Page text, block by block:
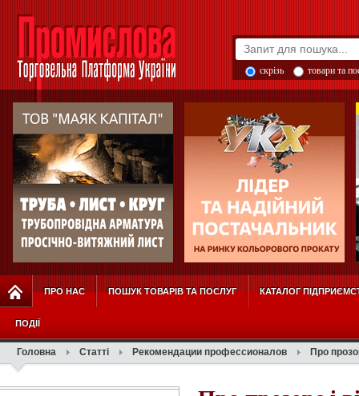
скрізь товари та
ПРО НАС ПОШУК ТОВАРІВ ТА ПОСЛУГ КАТАЛОГ
ПОДІЇ
Головна Статті Рекомендации профессионалов Про